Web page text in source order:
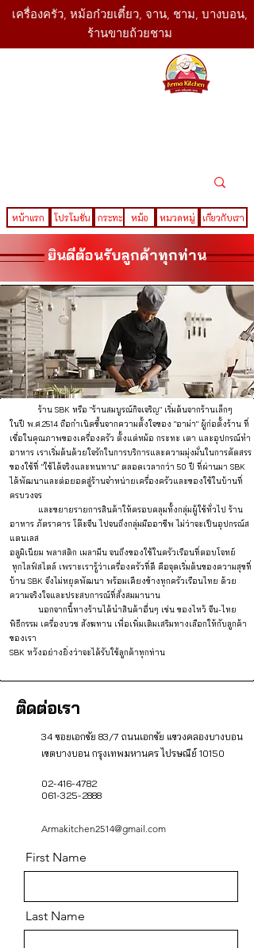
เครื่องครัว, หม้อก๋วยเตี๋ยว, จาน, ชาม, บางบอน,
ร้านขายถ้วยชาม
หน้าแรก โปรโมชั่น กระทะ หม้อ หมวดหมู่ เกี่ยวกับเรา
ยินดีต้อนรับลูกค้าทุกท่าน
ร้าน SBK หรือ "ร้านสมบูรณ์กิจเจริญ" เริ่มต้นจากร้านเล็กๆ
ในปี พ.ศ.2514 ถือกำเนิดขึ้นจากความตั้งใจของ "อาม่า" ผู้ก่อตั้งร้าน ที่
เชื่อในคุณภาพของเครื่องครัว ตั้งแต่หม้อ กระทะ เตา และอุปกรณ์ทำ
อาหาร เราเริ่มต้นด้วยใจรักในการบริการและความมุ่งมั่นในการคัดสรร
ของใช้ที่ "ใช้ได้จริงและทนทาน" ตลอดเวลากว่า 50 ปี ที่ผ่านมา SBK
ได้พัฒนาและต่อยอดสู่ร้านจำหน่ายเครื่องครัวและของใช้ในบ้านที่
ครบวงจร
และขยายรายการสินค้าให้ครอบคลุมทั้งกลุ่มผู้ใช้ทั่วไป ร้าน
อาหาร ภัตราคาร โต๊ะจีน ไปจนถึงกลุ่มมืออาชีพ ไม่ว่าจะเป็นอุปกรณ์ส
แตนเลส
อลูมิเนียม พลาสติก เมลามีน จนถึงของใช้ในครัวเรือนที่ตอบโจทย์
ทุกไลฟ์สไตล์ เพราะเรารู้ว่าเครื่องครัวที่ดี คือจุดเริ่มต้นของความสุขที่
บ้าน SBK จึงไม่หยุดพัฒนา พร้อมเคียงข้างทุกครัวเรือนไทย ด้วย
ความจริงใจและประสบการณ์ที่สั่งสมมานาน
นอกจากนี้ทางร้านได้นำสินค้าอื่นๆ เช่น ของไหว้ จีน-ไทย
พิธีกรรม เครื่องบวช สังฆทาน เพื่อเพิ่มเติมเสริมทางเลือกให้กับลูกค้า
ของเรา
SBK หวังอย่างยิ่งว่าจะได้รับใช้ลูกค้าทุกท่าน
ติดต่อเรา
34 ซอยเอกชัย 83/7 ถนนเอกชัย แขวงคลองบางบอน
เขตบางบอน กรุงเทพมหานคร ไปรษณีย์ 10150
02-416-4782
061-325-2888
Armakitchen2514@gmail.com
First Name
Last Name